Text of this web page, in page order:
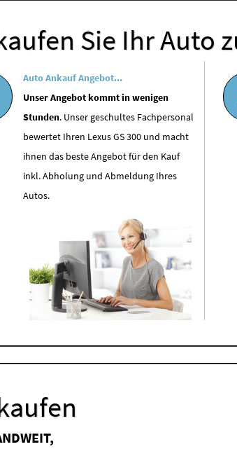
Sie Ihr Auto
Auto Ankauf Angebot...
Unser Angebot kommt in wenigen
Stunden. Unser geschultes Fachpersonal
bewertet Ihren Lexus GS 300 und macht
ihnen das beste Angebot für den Kauf
inkl. Abholung und Abmeldung Ihres
Autos.